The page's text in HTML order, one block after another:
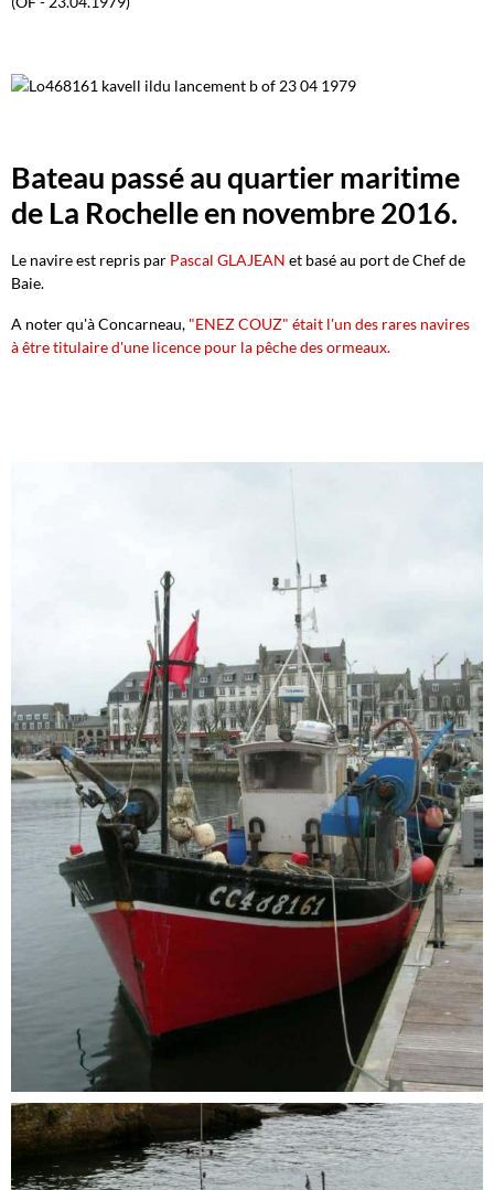
Bateau passé au quartier maritime
de La Rochelle en novembre 2016.
Le navire est repris par Pascal GLAJEAN et basé au port de Chef de
Baie.
A noter qu'à Concarneau, "ENEZ COUZ" était l'un des rares navires
à être titulaire d'une licence pour la pêche des ormeaux.